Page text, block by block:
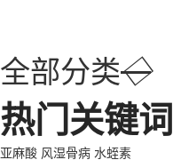
全部分类◇
热门关键词
亚麻酸 风湿骨病 水蛭素